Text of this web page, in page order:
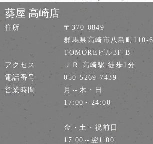
葵屋 高崎店
住所
〒370-0849
群馬県高崎市八島町110-6
TOMOREビル3F-B
アクセス
ＪＲ 高崎駅 徒歩1分
電話番号
050-5269-7439
営業時間
月～木・日
17:00～24:00
金・土・祝前日
17:00～翌1:00